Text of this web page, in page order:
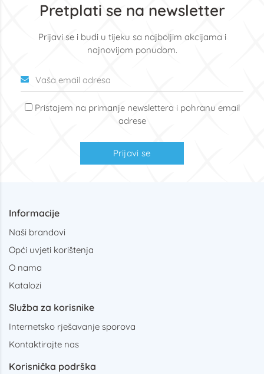
Pretplati se na newsletter
Prijavi se i budi u tijeku sa najboljim akcijama i
najnovijom ponudom.
Pristajem na primanje newslettera i pohranu email
adrese
Prijavi se
Informacije
Naši brandovi
Opći uvjeti korištenja
O nama
Katalozi
Služba za korisnike
Internetsko rješavanje sporova
Kontaktirajte nas
Korisnička podrška